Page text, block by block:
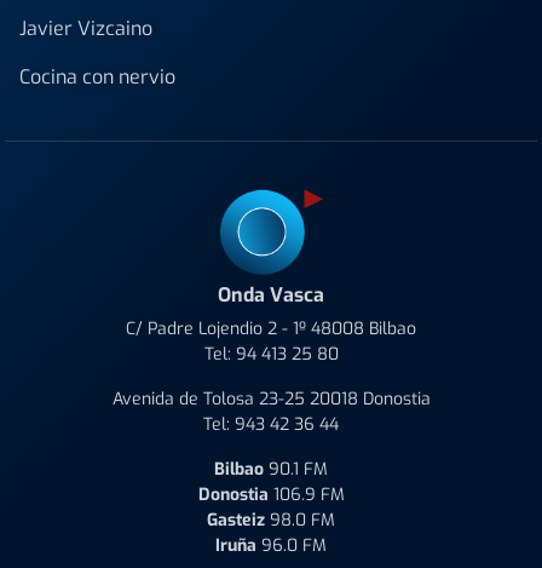
Javier Vizcaino
Cocina con nervio
Onda Vasca
C/ Padre Lojendio 2 - 1º 48008 Bilbao
Tel: 94 413 25 80
Avenida de Tolosa 23-25 20018 Donostia
Tel: 943 42 36 44
Bilbao 90.1 FM
Donostia 106.9 FM
Gasteiz 98.0 FM
Iruña 96.0 FM